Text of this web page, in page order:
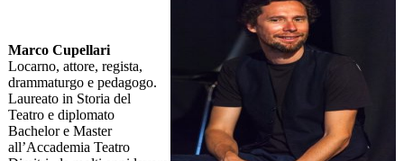
Marco Cupellari
Locarno, attore, regista,
drammaturgo e pedagogo.
Laureato in Storia del
Teatro e diplomato
Bachelor e Master
all’Accademia Teatro